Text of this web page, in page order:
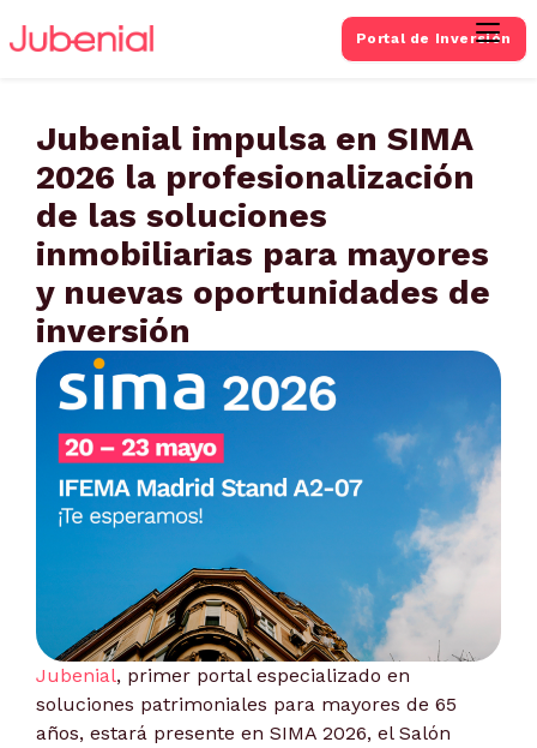
Portal de Inversión
Jubenial impulsa en SIMA
2026 la profesionalización
de las soluciones
inmobiliarias para mayores
y nuevas oportunidades de
inversión
Jubenial, primer portal especializado en
soluciones patrimoniales para mayores de 65
años, estará presente en SIMA 2026, el Salón